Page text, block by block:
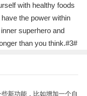
with healthy foods
the power within
superhero and
than you think.#3#
新功能，比如增加一个自